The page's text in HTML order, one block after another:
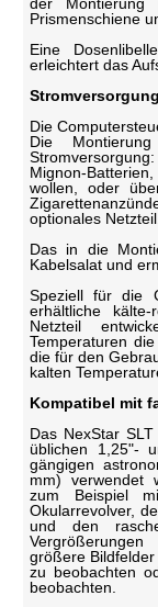
der Montierung
Prismenschiene
Eine
erleichtert das
Stromversorgung
Die
Die
Mignon-
wollen, oder
optionales
Das in die
Kabelsalat und
Speziell für die
erhältliche
Netzteil
Temperaturen
die für den
kalten
Kompatibel mit
Das NexStar
üblichen 1,25"-
gängigen
mm) verwendet
zum Beispiel
Okularrevolver,
und den
größere
zu beobachten
beobachten.